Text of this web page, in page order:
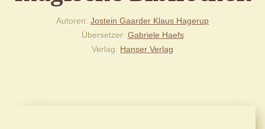
Autoren Jostein Gaarder Klaus Hagerup
Übersetzer Gabriele Haefs
Verlag Hanser Verlag